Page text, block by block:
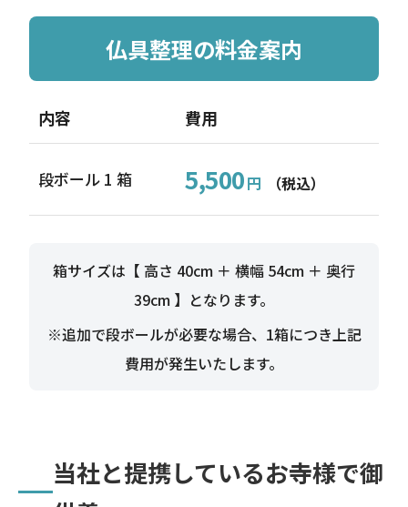
仏具整理の料金案内
内容 費用
段ボール 1 箱 5,500円 （税込）
箱サイズは【 高さ 40cm ＋ 横幅 54cm ＋ 奥行
39cm 】となります。
※追加で段ボールが必要な場合、1箱につき上記
費用が発生いたします。
当社と提携しているお寺様で御